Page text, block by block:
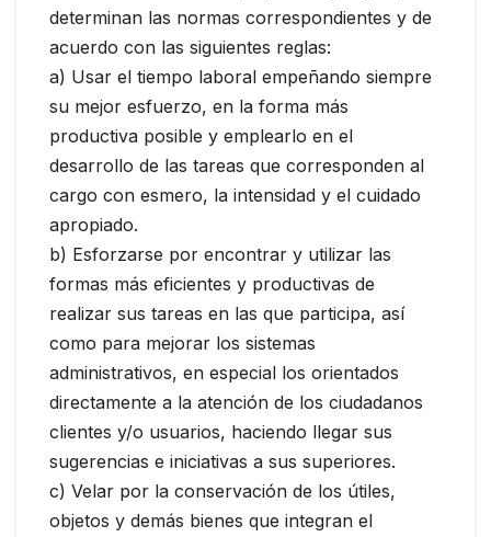
determinan las normas correspondientes y de
acuerdo con las siguientes reglas:
a) Usar el tiempo laboral empeñando siempre
su mejor esfuerzo, en la forma más
productiva posible y emplearlo en el
desarrollo de las tareas que corresponden al
cargo con esmero, la intensidad y el cuidado
apropiado.
b) Esforzarse por encontrar y utilizar las
formas más eficientes y productivas de
realizar sus tareas en las que participa, así
como para mejorar los sistemas
administrativos, en especial los orientados
directamente a la atención de los ciudadanos
clientes y/o usuarios, haciendo llegar sus
sugerencias e iniciativas a sus superiores.
c) Velar por la conservación de los útiles,
objetos y demás bienes que integran el